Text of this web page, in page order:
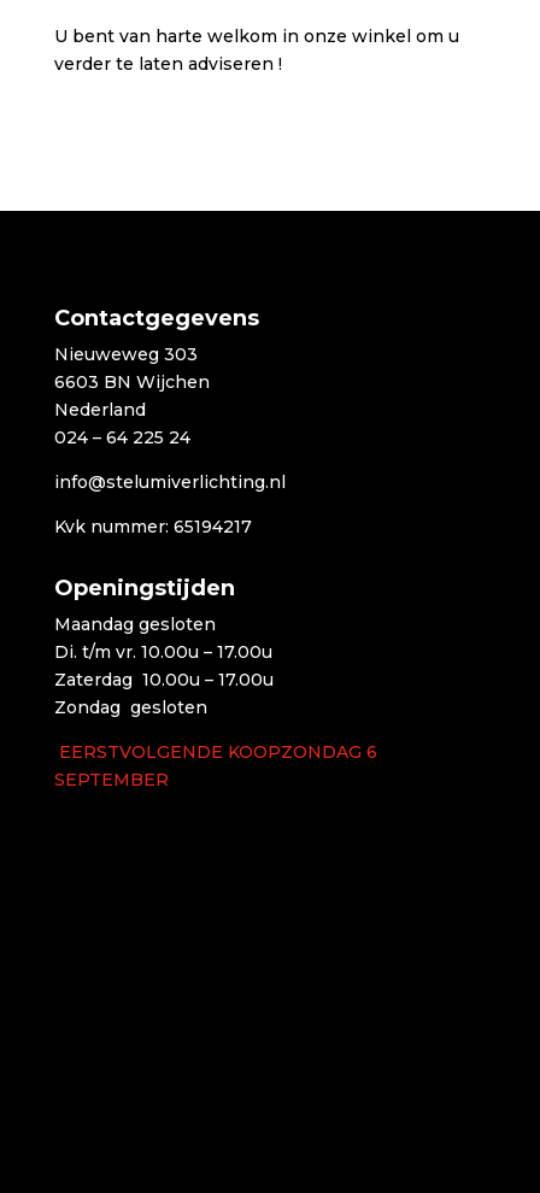
U bent van harte welkom in onze winkel om u
verder te laten adviseren !
Contactgegevens
Nieuweweg 303
6603 BN Wijchen
Nederland
024 – 64 225 24
info@stelumiverlichting.nl
Kvk nummer: 65194217
Openingstijden
Maandag gesloten
Di. t/m vr. 10.00u – 17.00u
Zaterdag 10.00u – 17.00u
Zondag gesloten
EERSTVOLGENDE KOOPZONDAG 6
SEPTEMBER